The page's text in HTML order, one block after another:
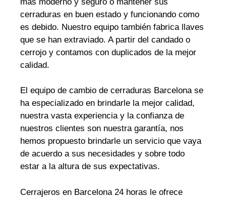
cerraduras en buen estado y funcionando como
es debido. Nuestro equipo también fabrica llaves
que se han extraviado. A partir del candado o
cerrojo y contamos con duplicados de la mejor
calidad.
El equipo de cambio de cerraduras Barcelona se
ha especializado en brindarle la mejor calidad,
nuestra vasta experiencia y la confianza de
nuestros clientes son nuestra garantía, nos
hemos propuesto brindarle un servicio que vaya
de acuerdo a sus necesidades y sobre todo
estar a la altura de sus expectativas.
Cerrajeros en Barcelona 24 horas le ofrece